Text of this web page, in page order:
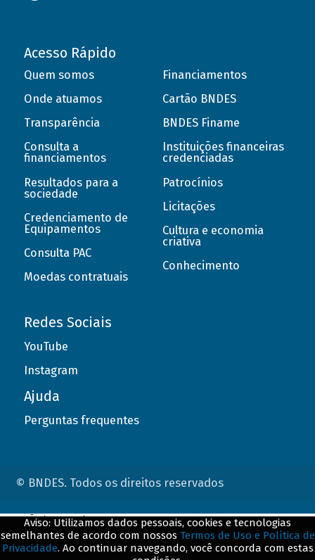
Acesso Rápido
Quem somos
Onde atuamos
Transparência
Consulta a
financiamentos
Resultados para a
sociedade
Credenciamento de
Equipamentos
Consulta PAC
Moedas contratuais
Financiamentos
Cartão BNDES
BNDES Finame
Instituições financeiras
credenciadas
Patrocínios
Licitações
Cultura e economia
criativa
Conhecimento
Redes Sociais
YouTube
Instagram
Ajuda
Perguntas frequentes
© BNDES. Todos os direitos reservados
Aviso: Utilizamos dados pessoais, cookies e tecnologias
semelhantes de acordo com nossos Termos de Uso e Política de
Privacidade. Ao continuar navegando, você concorda com estas
ConteÃºdo complementar
${title}${badge}